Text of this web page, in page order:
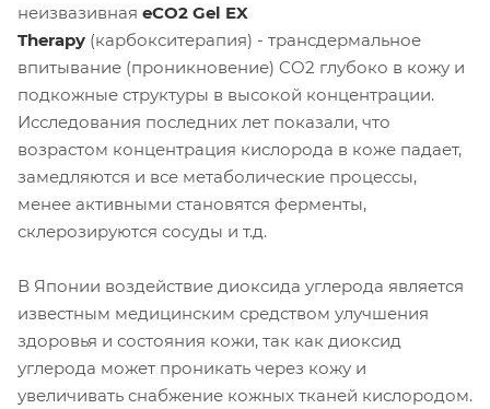
неизвазивная eCO2 Gel EX
Therapy (карбокситерапия) - трансдермальное
впитывание (проникновение) CO2 глубоко в кожу и
подкожные структуры в высокой концентрации.
Исследования последних лет показали, что
возрастом концентрация кислорода в коже падает,
замедляются и все метаболические процессы,
менее активными становятся ферменты,
склерозируются сосуды и т.д.
В Японии воздействие диоксида углерода является
известным медицинским средством улучшения
здоровья и состояния кожи, так как диоксид
углерода может проникать через кожу и
увеличивать снабжение кожных тканей кислородом.